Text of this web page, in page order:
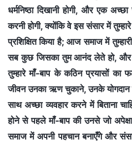
धर्मनिष्ठा दिखानी होगी, और एक
करनी होगी, क्योंकि वे इस संसार में
प्रशिक्षित किया है; आज समाज में
सब कुछ जिसका तुम आनंद लेते हो, और
तुम्हारे माँ-बाप के कठिन प्रयासों का
जीवन उनका ऋण चुकाने, उनके
साथ अच्छा व्यवहार करने में बिताना
होने से पहले माँ-बाप की उनसे जो
समाज में अपनी पहचान बनाएँगे और